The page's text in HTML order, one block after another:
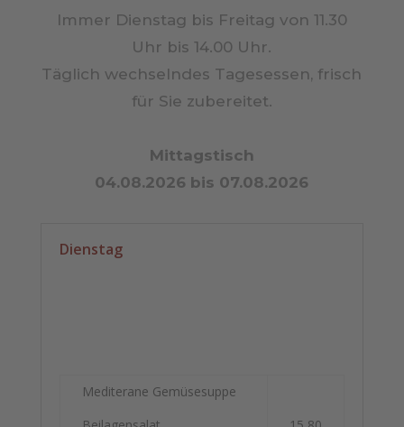
Immer Dienstag bis Freitag von 11.30
Uhr bis 14.00 Uhr.
Täglich wechselndes Tagesessen, frisch
für Sie zubereitet.
Mittagstisch
04.08.2026 bis 07.08.2026
Dienstag
Mediterane Gemüsesuppe